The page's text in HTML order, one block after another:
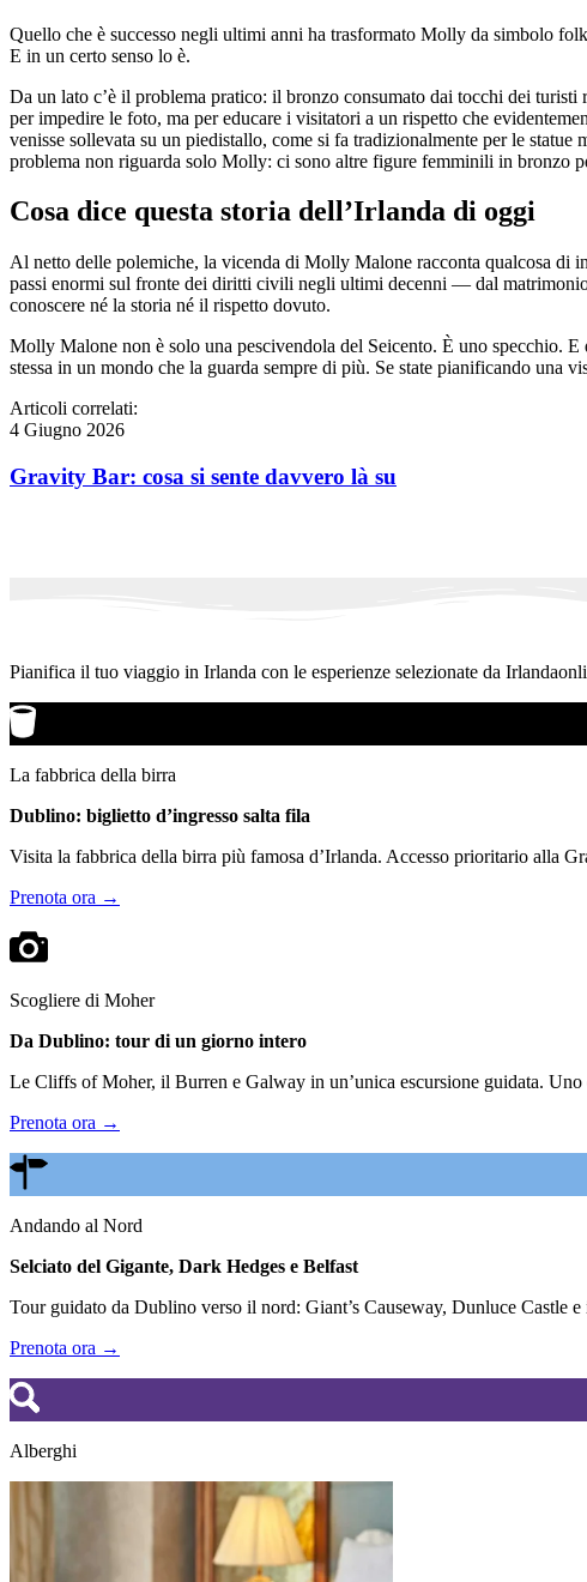
Quello che è successo negli ultimi anni ha trasformato Molly da simbolo
E in un certo senso lo è.
Da un lato c’è il problema pratico: il bronzo consumato dai tocchi dei
per impedire le foto, ma per educare i visitatori a un rispetto che
venisse sollevata su un piedistallo, come si fa tradizionalmente per le
problema non riguarda solo Molly: ci sono altre figure femminili in bronzo
Cosa dice questa storia dell’Irlanda di oggi
Al netto delle polemiche, la vicenda di Molly Malone racconta qualcosa di
passi enormi sul fronte dei diritti civili negli ultimi decenni — dal
conoscere né la storia né il rispetto dovuto.
Molly Malone non è solo una pescivendola del Seicento. È uno specchio.
stessa in un mondo che la guarda sempre di più. Se state pianificando una
Articoli correlati:
4 Giugno 2026
Gravity Bar: cosa si sente davvero là su
Pianifica il tuo viaggio in Irlanda con le esperienze selezionate da
La fabbrica della birra
Dublino: biglietto d’ingresso salta fila
Visita la fabbrica della birra più famosa d’Irlanda. Accesso prioritario alla
Prenota ora →
Scogliere di Moher
Da Dublino: tour di un giorno intero
Le Cliffs of Moher, il Burren e Galway in un’unica escursione guidata.
Prenota ora →
Andando al Nord
Selciato del Gigante, Dark Hedges e Belfast
Tour guidato da Dublino verso il nord: Giant’s Causeway, Dunluce Castle e
Prenota ora →
Alberghi